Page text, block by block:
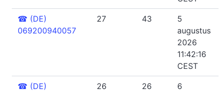
☎ (DE)
069200940057
27 43
5
augustus
2026
11:42:16
CEST
☎ (DE)
26 26
6